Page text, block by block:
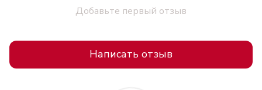
Добавьте первый отзыв
Написать отзыв